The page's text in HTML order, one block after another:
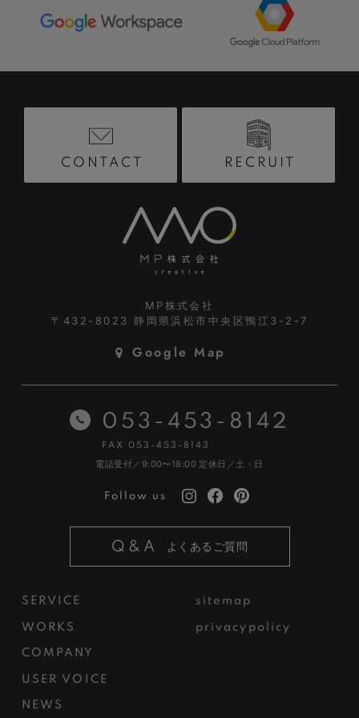
CONTACT RECRUIT
MP株式会社
〒432-8023静岡県浜松市中央区鴨江3-2-7
Google Map
SERVICE
WORKS
COMPANY
USER VOICE
NEWS
sitemap
privacypolicy
053-453-8142
FAX 053-453-8143
電話受付／9:00〜18:00 定休日／土・日
Follow us
Q&A よくあるご質問